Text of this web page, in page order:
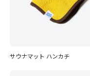
サウナマット ハンカチ